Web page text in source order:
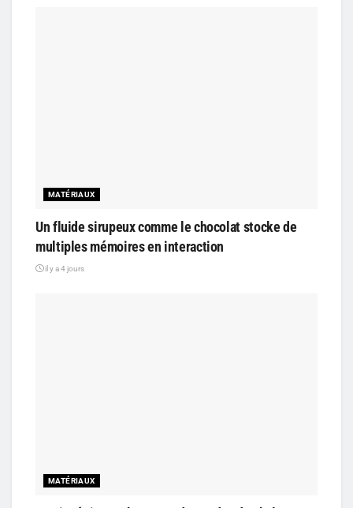
MATÉRIAUX
Un fluide sirupeux comme le chocolat stocke de
multiples mémoires en interaction
il y a 4 jours
MATÉRIAUX